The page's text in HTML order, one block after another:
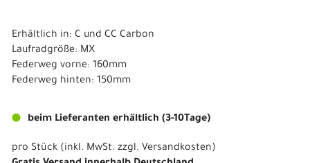
Erhältlich in: C und CC Carbon
Laufradgröße: MX
Federweg vorne: 160mm
Federweg hinten: 150mm
beim Lieferanten erhältlich (3-10Tage)
pro Stück (inkl. MwSt. zzgl. Versandkosten)